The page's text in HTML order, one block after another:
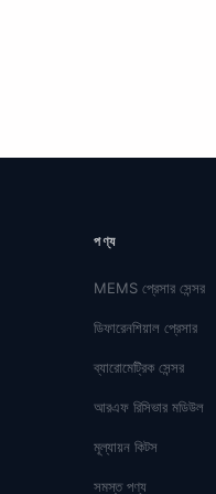
পণ্য
MEMS প্রেসার সেন্সর
ডিফারেনশিয়াল প্রেসার
ব্যারোমেট্রিক সেন্সর
আরএফ রিসিভার মডিউল
মূল্যায়ন কিটস
সমস্ত পণ্য